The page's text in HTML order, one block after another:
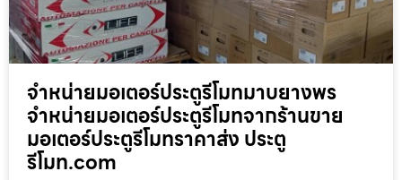
จำหน่ายมอเตอร์ประตูรีโมทมาบยางพร
จำหน่ายมอเตอร์ประตูรีโมทจากร้านขาย
มอเตอร์ประตูรีโมทราคาส่ง ประตู
รีโมท.com